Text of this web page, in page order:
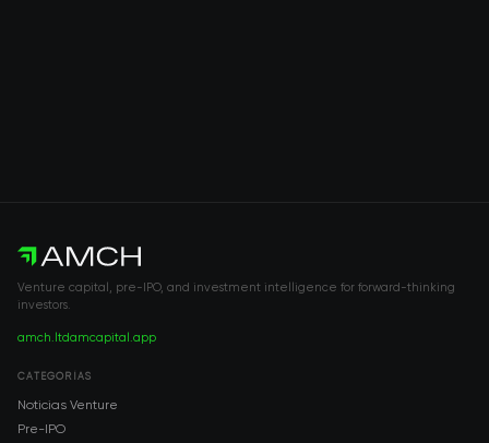
Venture capital, pre-IPO, and investment intelligence for forward-thinking
investors.
amch.ltdamcapital.app
CATEGORÍAS
Noticias Venture
Pre-IPO